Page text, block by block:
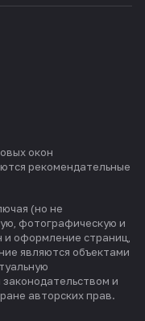
окон
рекомендательные
(но не
фотографическую и
оформление страниц,
являются объектами
и
авторских прав.